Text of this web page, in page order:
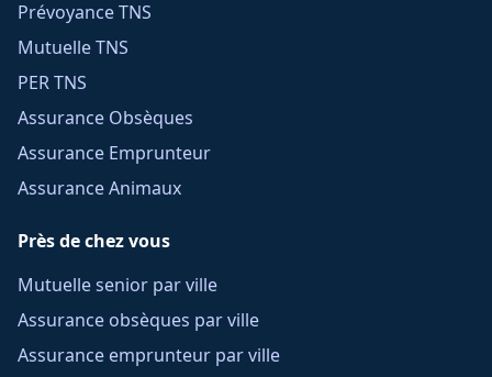
Prévoyance TNS
Mutuelle TNS
PER TNS
Assurance Obsèques
Assurance Emprunteur
Assurance Animaux
Près de chez vous
Mutuelle senior par ville
Assurance obsèques par ville
Assurance emprunteur par ville